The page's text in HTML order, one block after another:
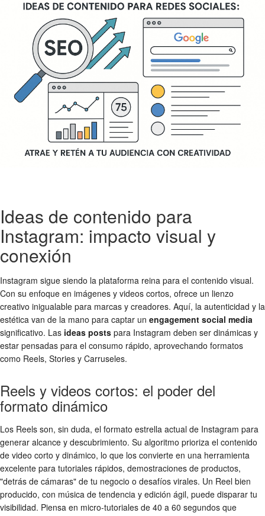
Ideas de contenido para
Instagram: impacto visual y
conexión
Instagram sigue siendo la plataforma reina para el contenido visual.
Con su enfoque en imágenes y videos cortos, ofrece un lienzo
creativo inigualable para marcas y creadores. Aquí, la autenticidad y la
estética van de la mano para captar un engagement social media
significativo. Las ideas posts para Instagram deben ser dinámicas y
estar pensadas para el consumo rápido, aprovechando formatos
como Reels, Stories y Carruseles.
Reels y videos cortos: el poder del
formato dinámico
Los Reels son, sin duda, el formato estrella actual de Instagram para
generar alcance y descubrimiento. Su algoritmo prioriza el contenido
de video corto y dinámico, lo que los convierte en una herramienta
excelente para tutoriales rápidos, demostraciones de productos,
"detrás de cámaras" de tu negocio o desafíos virales. Un Reel bien
producido, con música de tendencia y edición ágil, puede disparar tu
visibilidad. Piensa en micro-tutoriales de 40 a 60 segundos que